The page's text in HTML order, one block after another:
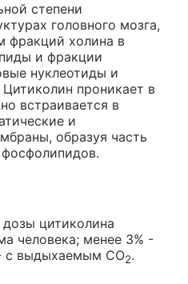
степени
головного мозга,
фракций холина в
и фракции
нуклеотиды и
проникает в
встраивается в
и
образуя часть
дозы цитиколина
человека; менее 3% -
с выдыхаемым СО2.